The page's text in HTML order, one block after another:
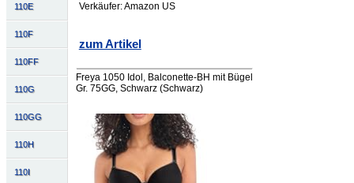
110E
110F
110FF
110G
110GG
110H
110I
Verkäufer: Amazon US
zum Artikel
Freya 1050 Idol, Balconette-BH mit Bügel
Gr. 75GG, Schwarz (Schwarz)